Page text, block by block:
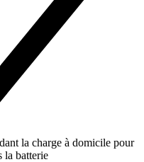
la charge à domicile pour
la batterie